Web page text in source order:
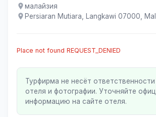
малайзия
Persiaran Mutiara, Langkawi 07000,
Place not found REQUEST_DENIED
Турфирма не несёт
отеля и фотографии. Уточняйте
информацию на сайте отеля.